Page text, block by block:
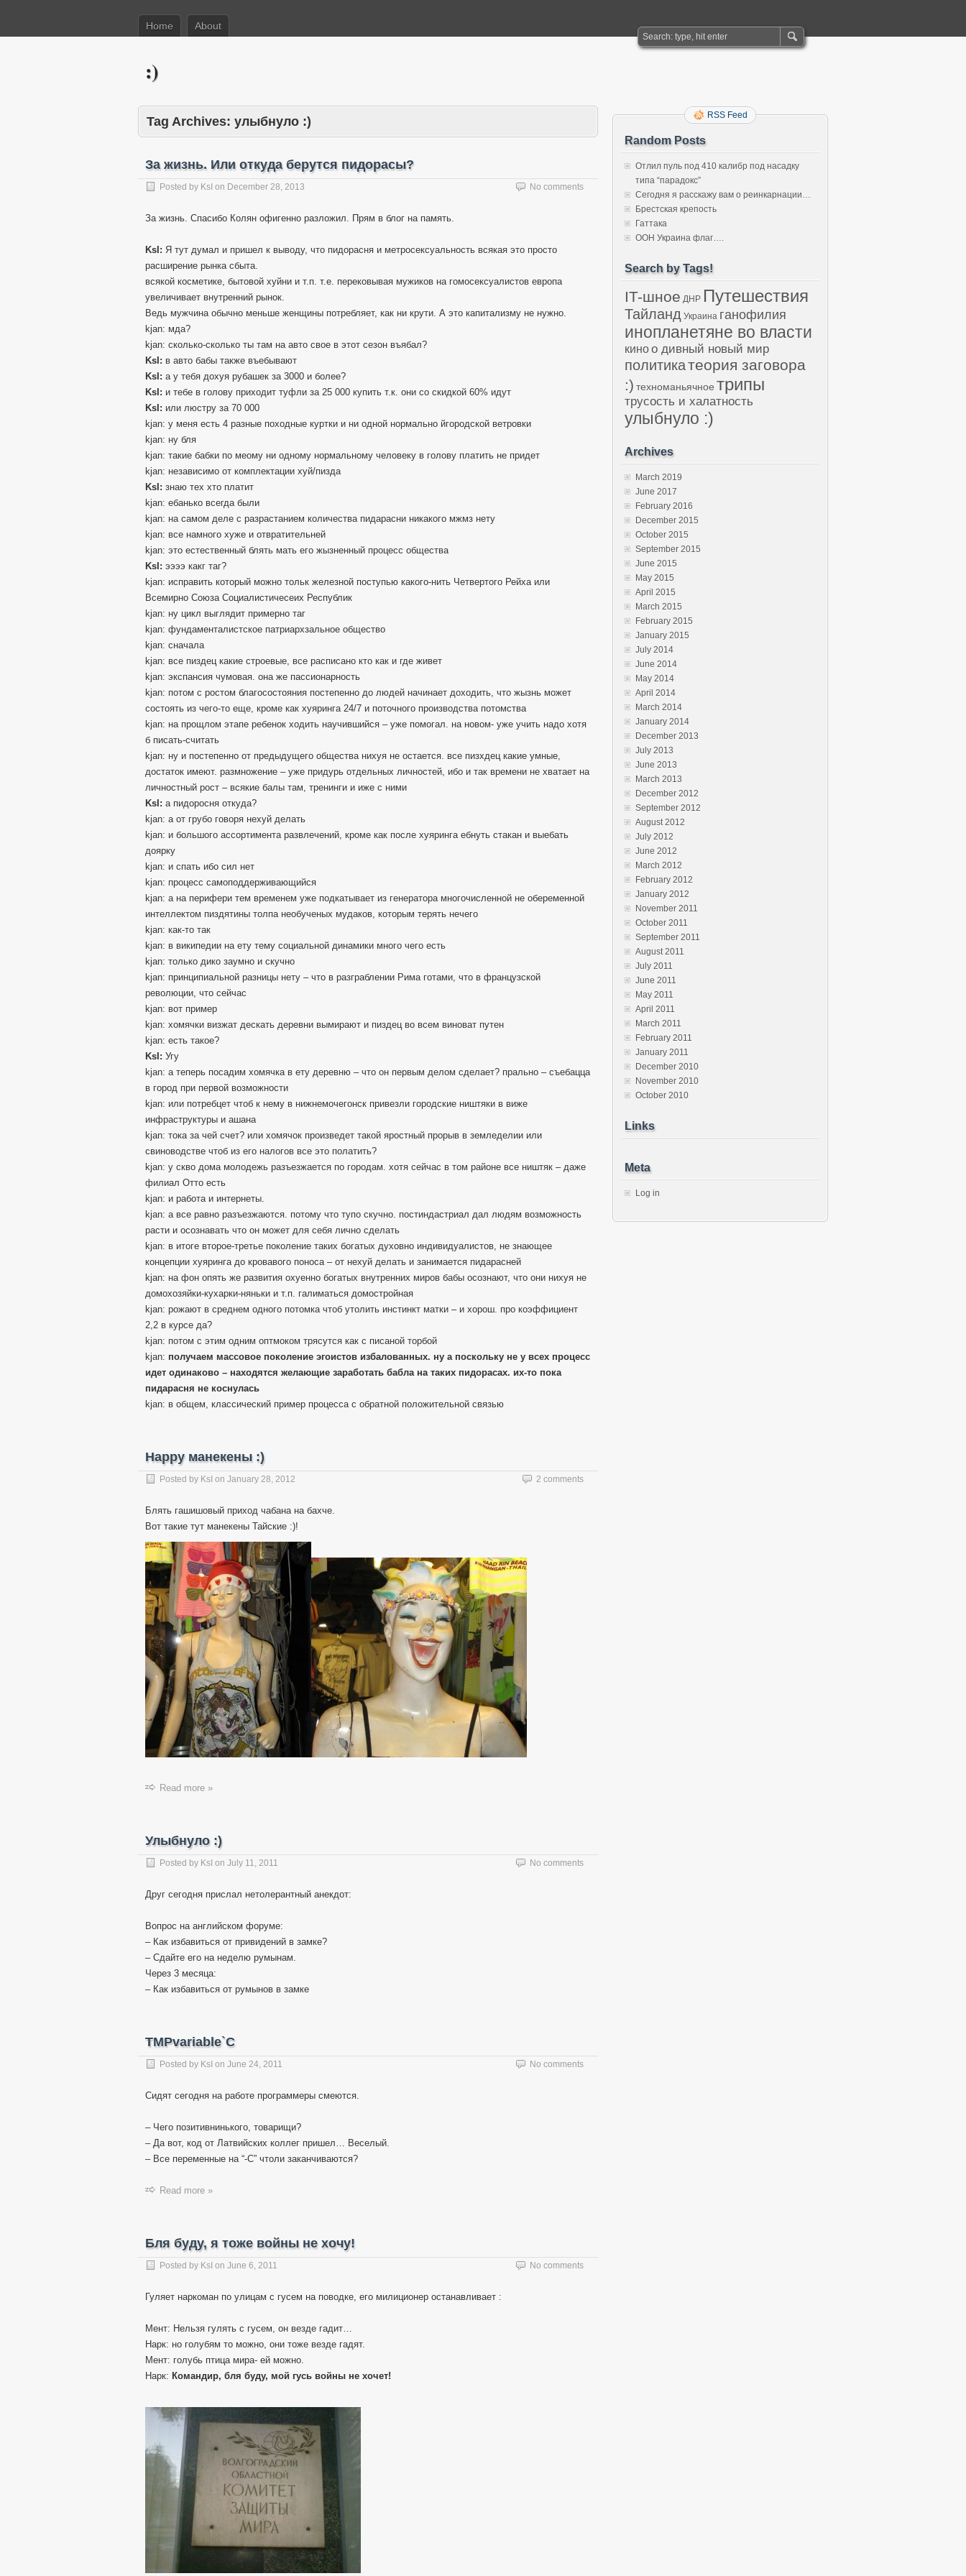
Home About
:)
Tag Archives: улыбнуло :)
За жизнь. Или откуда берутся пидорасы?
Posted by KsI on December 28, 2013 No comments
За жизнь. Спасибо Колян офигенно разложил. Прям в блог на память.
KsI: Я тут думал и пришел к выводу, что пидорасня и метросексуальность всякая это просто
расширение рынка сбыта.
всякой косметике, бытовой хуйни и т.п. т.е. перековывая мужиков на гомосексуалистов европа
увеличивает внутренний рынок.
Ведь мужчина обычно меньше женщины потребляет, как ни крути. А это капитализму не нужно.
kjan: мда?
kjan: сколько-сколько ты там на авто свое в этот сезон въябал?
KsI: в авто бабы также въебывают
KsI: а у тебя дохуя рубашек за 3000 и более?
KsI: и тебе в голову приходит туфли за 25 000 купить т.к. они со скидкой 60% идут
KsI: или люстру за 70 000
kjan: у меня есть 4 разные походные куртки и ни одной нормально йгородской ветровки
kjan: ну бля
kjan: такие бабки по меому ни одному нормальному человеку в голову платить не придет
kjan: независимо от комплектации хуй/пизда
KsI: знаю тех хто платит
kjan: ебанько всегда были
kjan: на самом деле с разрастанием количества пидарасни никакого мжмз нету
kjan: все намного хуже и отвратительней
kjan: это естественный блять мать его жызненный процесс общества
KsI: ээээ какг таг?
kjan: исправить который можно тольк железной поступью какого-нить Четвертого Рейха или
Всемирно Союза Социалистичесеих Республик
kjan: ну цикл выглядит примерно таг
kjan: фундаменталистское патриархзальное общество
kjan: сначала
kjan: все пиздец какие строевые, все расписано кто как и где живет
kjan: экспансия чумовая. она же пассионарность
kjan: потом с ростом благосостояния постепенно до людей начинает доходить, что жызнь может
состоять из чего-то еще, кроме как хуяринга 24/7 и поточного производства потомства
kjan: на прощлом этапе ребенок ходить научившийся – уже помогал. на новом- уже учить надо хотя
б писать-считать
kjan: ну и постепенно от предыдущего общества нихуя не остается. все пизхдец какие умные,
достаток имеют. размножение – уже придурь отдельных личностей, ибо и так времени не хватает на
личностный рост – всякие балы там, тренинги и иже с ними
KsI: а пидоросня откуда?
kjan: а от грубо говоря нехуй делать
kjan: и большого ассортимента развлечений, кроме как после хуяринга ебнуть стакан и выебать
доярку
kjan: и спать ибо сил нет
kjan: процесс самоподдерживающийся
kjan: а на перифери тем временем уже подкатывает из генератора многочисленной не обеременной
интеллектом пиздятины толпа необученых мудаков, которым терять нечего
kjan: как-то так
kjan: в википедии на ету тему социальной динамики много чего есть
kjan: только дико заумно и скучно
kjan: принципиальной разницы нету – что в разграблении Рима готами, что в французской
революции, что сейчас
kjan: вот пример
kjan: хомячки визжат дескать деревни вымирают и пиздец во всем виноват путен
kjan: есть такое?
KsI: Угу
kjan: а теперь посадим хомячка в ету деревню – что он первым делом сделает? прально – съебацца
в город при первой возможности
kjan: или потребцет чтоб к нему в нижнемочегонск привезли городские ништяки в виже
инфраструктуры и ашана
kjan: тока за чей счет? или хомячок произведет такой яростный прорыв в земледелии или
свиноводстве чтоб из его налогов все это полатить?
kjan: у скво дома молодежь разъезжается по городам. хотя сейчас в том районе все ништяк – даже
филиал Отто есть
kjan: и работа и интернеты.
kjan: а все равно разъезжаются. потому что тупо скучно. постиндастриал дал людям возможность
расти и осознавать что он может для себя лично сделать
kjan: в итоге второе-третье поколение таких богатых духовно индивидуалистов, не знающее
концепции хуяринга до кровавого поноса – от нехуй делать и занимается пидарасней
kjan: на фон опять же развития охуенно богатых внутренних миров бабы осознают, что они нихуя не
домохозяйки-кухарки-няньки и т.п. галиматься домостройная
kjan: рожают в среднем одного потомка чтоб утолить инстинкт матки – и хорош. про коэффициент
2,2 в курсе да?
kjan: потом с этим одним оптмоком трясутся как с писаной торбой
kjan: получаем массовое поколение эгоистов избалованных. ну а поскольку не у всех процесс
идет одинаково – находятся желающие заработать бабла на таких пидорасах. их-то пока
пидарасня не коснулась
kjan: в общем, классический пример процесса с обратной положительной связью
Happy манекены :)
Posted by KsI on January 28, 2012 2 comments
Блять гашишовый приход чабана на бахче.
Вот такие тут манекены Тайские :)!
Read more »
Улыбнуло :)
Posted by KsI on July 11, 2011 No comments
Друг сегодня прислал нетолерантный анекдот:
Вопрос на английском форуме:
– Как избавиться от привидений в замке?
– Сдайте его на неделю румынам.
Через 3 месяца:
– Как избавиться от румынов в замке
TMPvariable`C
Posted by KsI on June 24, 2011 No comments
Сидят сегодня на работе программеры смеются.
– Чего позитивнинького, товарищи?
– Да вот, код от Латвийских коллег пришел… Веселый.
– Все переменные на “-C” чтоли заканчиваются?
Read more »
Бля буду, я тоже войны не хочу!
Posted by KsI on June 6, 2011 No comments
Гуляет наркоман по улицам с гусем на поводке, его милиционер останавливает :
Мент: Нельзя гулять с гусем, он везде гадит…
Нарк: но голубям то можно, они тоже везде гадят.
Мент: голубь птица мира- ей можно.
Нарк: Командир, бля буду, мой гусь войны не хочет!
RSS Feed
Random Posts
Отлил пуль под 410 калибр под насадку
типа “парадокс”
Сегодня я расскажу вам о реинкарнации…
Брестская крепость
Гаттака
ООН Украина флаг….
Search by Tags!
IT-шное ДНР Путешествия
Тайланд Украина ганофилия
инопланетяне во власти
киноо дивный новый мир
политикатеория заговора
:) техноманьячное трипы
трусость и халатность
улыбнуло :)
Archives
March 2019
June 2017
February 2016
December 2015
October 2015
September 2015
June 2015
May 2015
April 2015
March 2015
February 2015
January 2015
July 2014
June 2014
May 2014
April 2014
March 2014
January 2014
December 2013
July 2013
June 2013
March 2013
December 2012
September 2012
August 2012
July 2012
June 2012
March 2012
February 2012
January 2012
November 2011
October 2011
September 2011
August 2011
July 2011
June 2011
May 2011
April 2011
March 2011
February 2011
January 2011
December 2010
November 2010
October 2010
Links
Meta
Log in